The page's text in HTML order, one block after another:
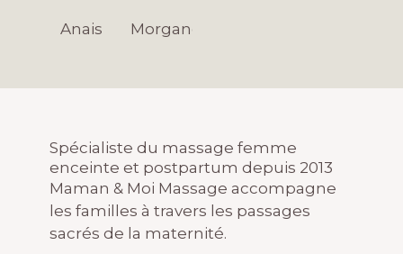
Anais Morgane
Spécialiste du massage femme
enceinte et postpartum depuis 2013
Maman & Moi Massage accompagne
les familles à travers les passages
sacrés de la maternité.